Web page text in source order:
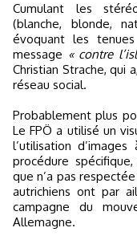
Cumulant les
(blanche, blonde,
évoquant les
message « contre
Christian Strache, qui
réseau social.
Probablement plus
Le FPÖ a utilisé un
l’utilisation
procédure
que n’a pas
autrichiens ont par
campagne du
Allemagne.